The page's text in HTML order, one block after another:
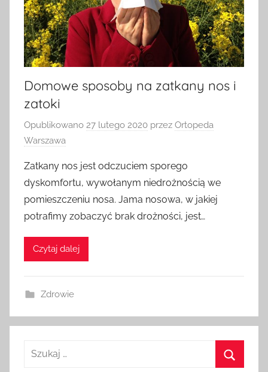
Domowe sposoby na zatkany nos i
zatoki
Opublikowano 27 lutego 2020 przez Ortopeda
Warszawa
Zatkany nos jest odczuciem sporego
dyskomfortu, wywołanym niedrożnością we
pomieszczeniu nosa. Jama nosowa, w jakiej
potrafimy zobaczyć brak drożności, jest…
Czytaj dalej
Zdrowie
Szukaj: